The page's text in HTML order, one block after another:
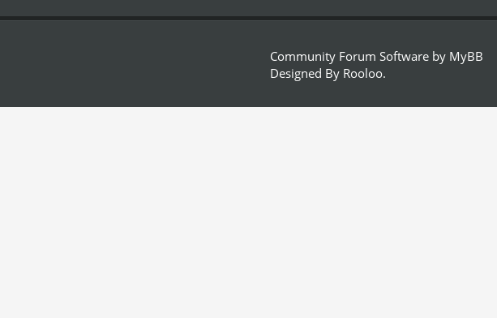
Community Forum Software by MyBB
Designed By Rooloo.